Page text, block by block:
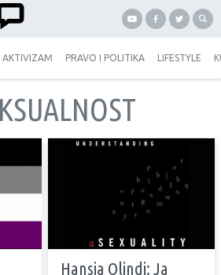
AKTIVIZAM PRAVO I POLITIKA LIFESTYLE
Hansia Olindi: Ja